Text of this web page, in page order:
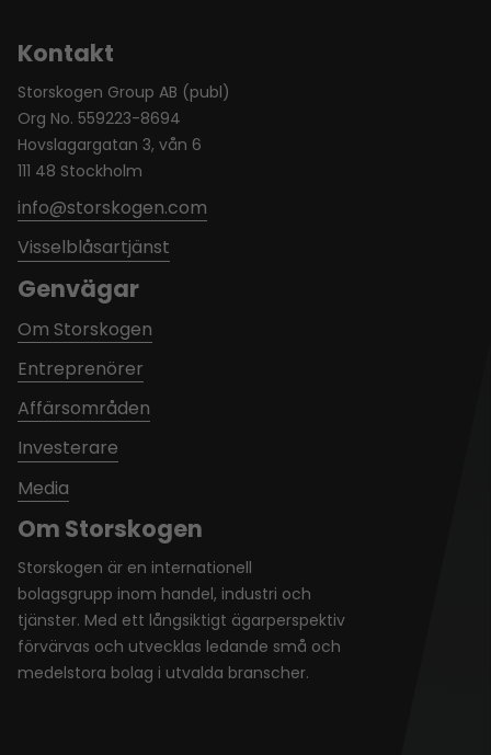
Om Storskogen
Storskogen är en internationell
bolagsgrupp inom handel, industri och
tjänster. Med ett långsiktigt ägarperspektiv
förvärvas och utvecklas ledande små och
medelstora bolag i utvalda branscher.
Kontakt
Storskogen Group AB (publ)
Org No. 559223-8694
Hovslagargatan 3, vån 6
111 48 Stockholm
info@storskogen.com
Visselblåsartjänst
Genvägar
Om Storskogen
Entreprenörer
Affärsområden
Investerare
Media